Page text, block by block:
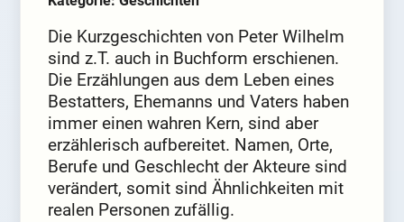
Die Kurzgeschichten von Peter Wilhelm
sind z.T. auch in Buchform erschienen.
Die Erzählungen aus dem Leben eines
Bestatters, Ehemanns und Vaters haben
immer einen wahren Kern, sind aber
erzählerisch aufbereitet. Namen, Orte,
Berufe und Geschlecht der Akteure sind
verändert, somit sind Ähnlichkeiten mit
realen Personen zufällig.